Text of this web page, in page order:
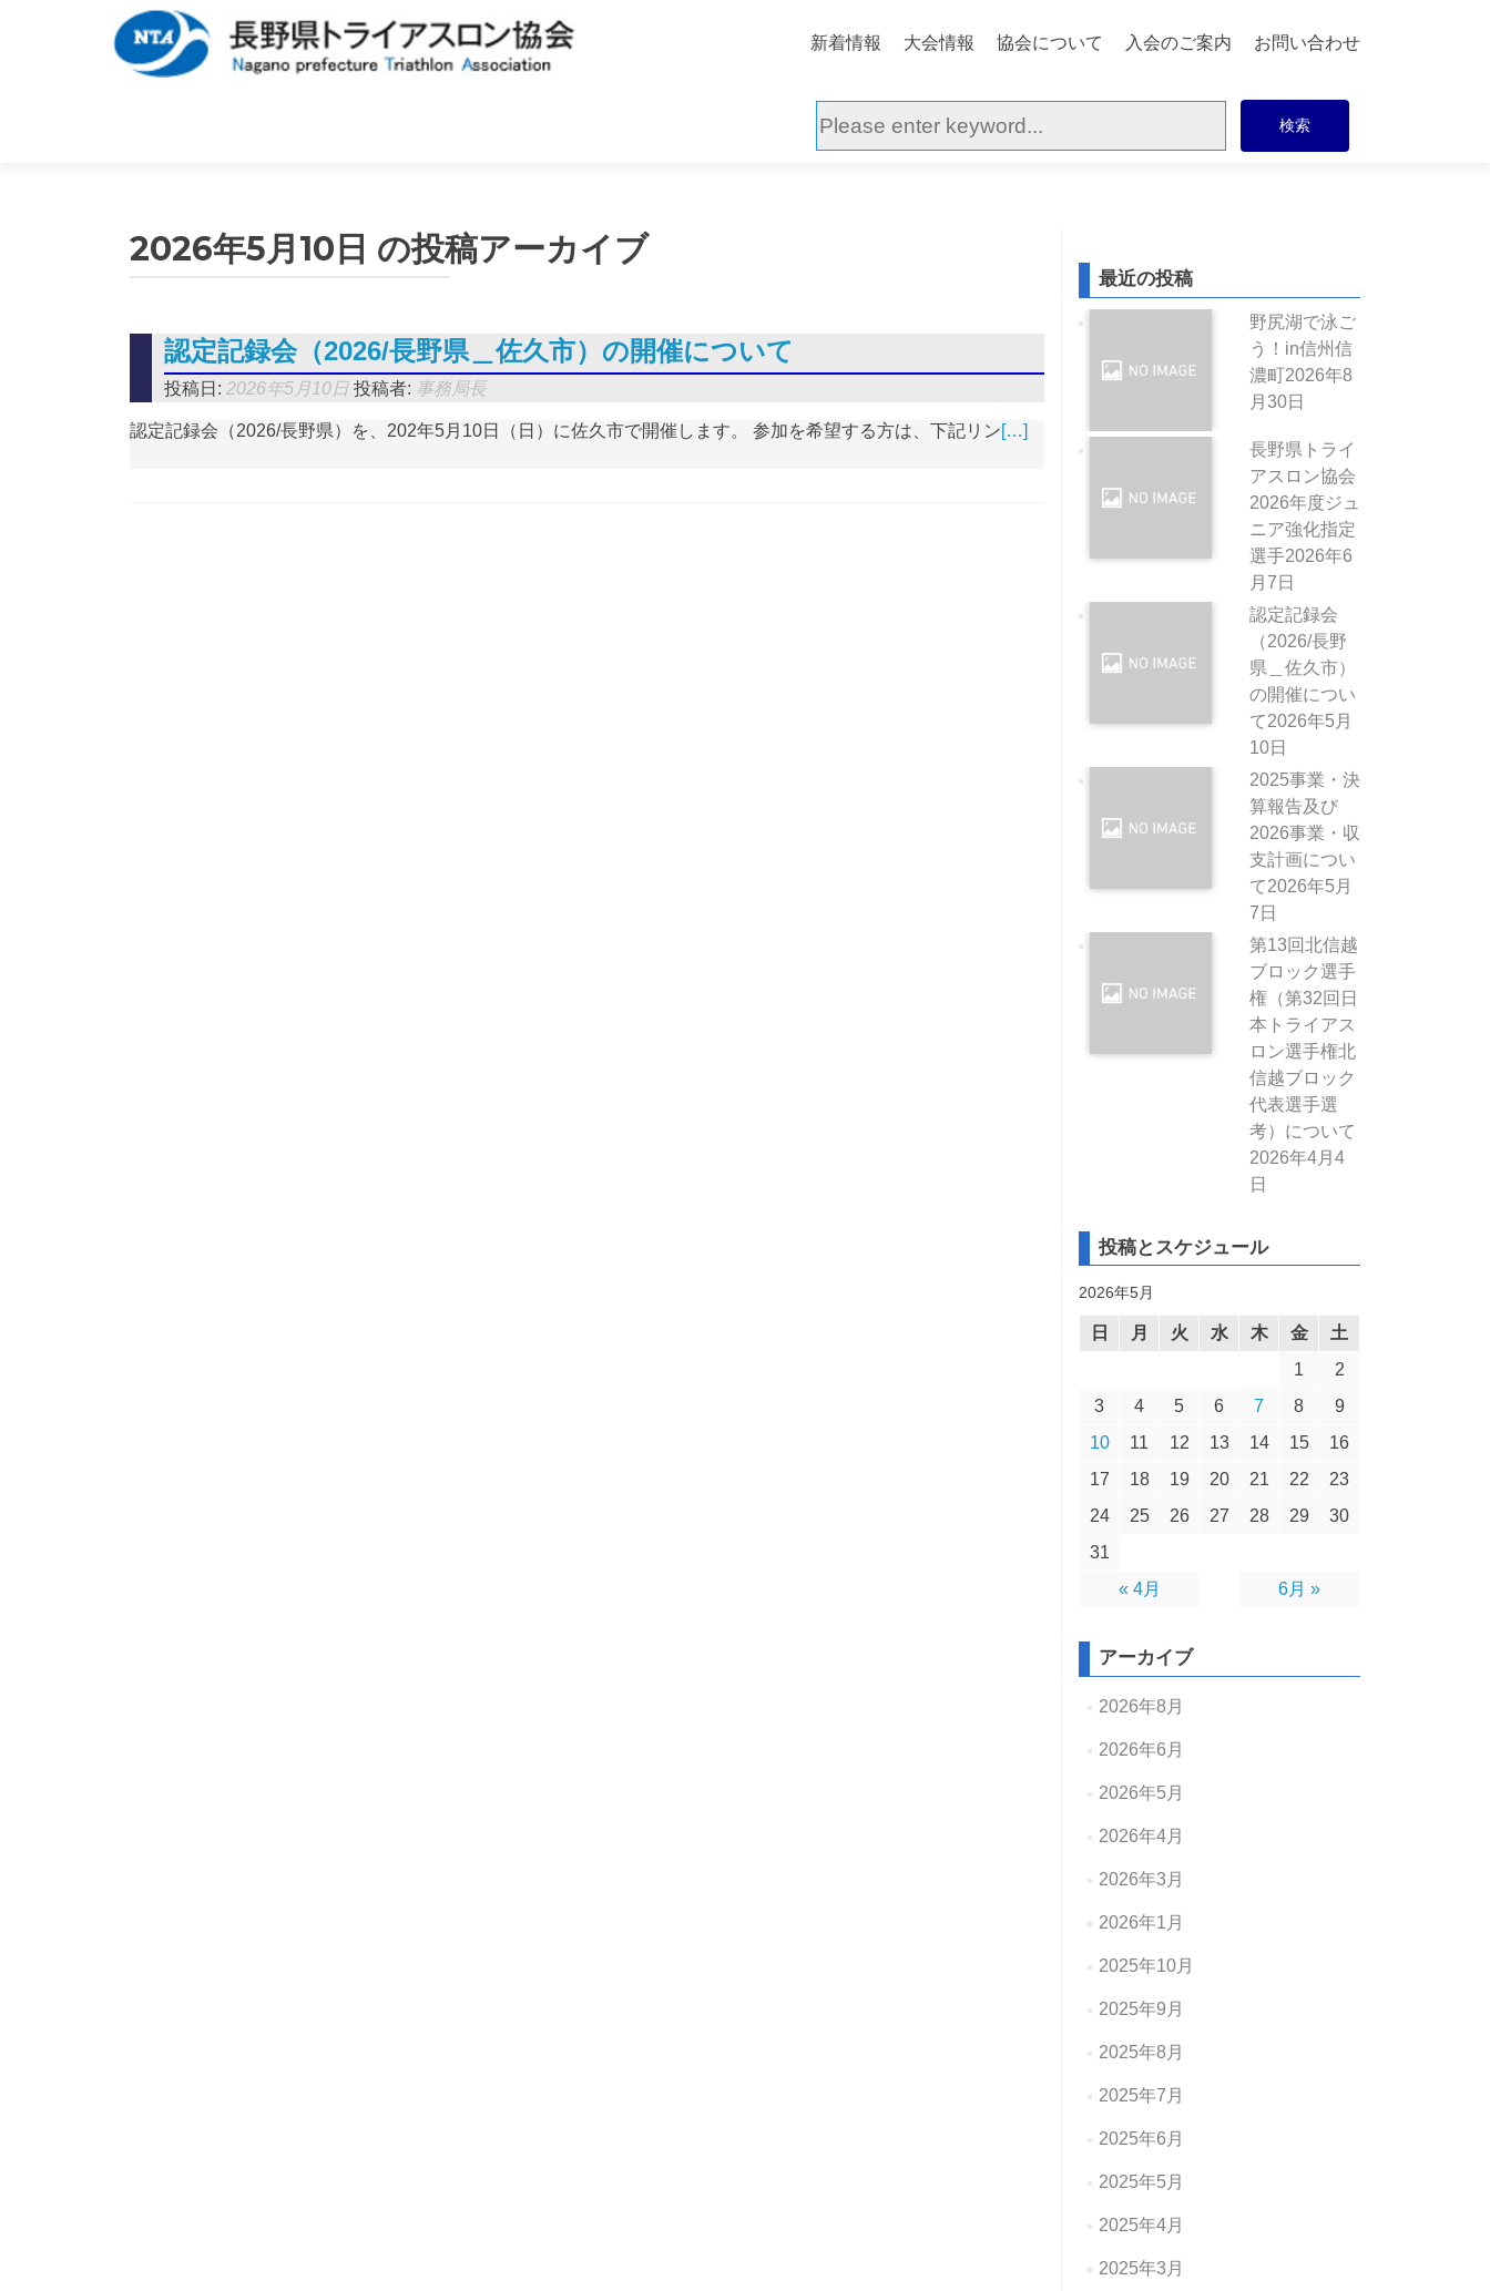
新着情報 大会情報 協会について 入会のご案内 お問い合わせ
2026年5月10日 の投稿アーカイブ
認定記録会（2026/長野県＿佐久市）の開催について
投稿日:2026年5月10日 投稿者: 事務局長
認定記録会（2026/長野県）を、202年5月10日（日）に佐久市で開催します。 参加を希望する方は、下記リン[…]
最近の投稿
野尻湖で泳ご
う！in信州信
濃町2026年8
月30日
長野県トライ
アスロン協会
2026年度ジュ
ニア強化指定
選手2026年6
月7日
認定記録会
（2026/長野
県＿佐久市）
の開催につい
て2026年5月
10日
2025事業・決
算報告及び
2026事業・収
支計画につい
て2026年5月
7日
第13回北信越
ブロック選手
権（第32回日
本トライアス
ロン選手権北
信越ブロック
代表選手選
考）について
2026年4月4
日
投稿とスケジュール
2026年5月
日 月 火 水 木 金 土
« 4月 6月 »
1
2
3
4 5 6 7 8
9
10
11 12 13 14 15
16
17
18 19 20 21 22
23
24
25 26 27 28 29
30
31
アーカイブ
2026年8月
2026年6月
2026年5月
2026年4月
2026年3月
2026年1月
2025年10月
2025年9月
2025年8月
2025年7月
2025年6月
2025年5月
2025年4月
2025年3月